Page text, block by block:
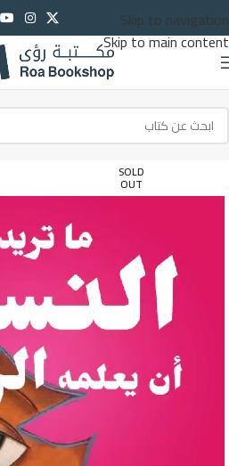
Skip to navigation
Skip to main content
SOLD
OUT